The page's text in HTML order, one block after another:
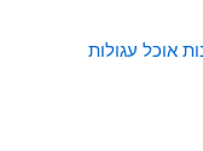
אוכל עגולות